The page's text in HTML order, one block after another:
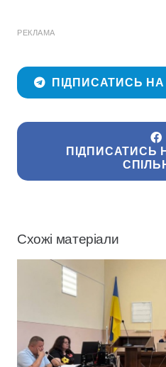
РЕКЛАМА
ПІДПИСАТИСЬ НА
ПІДПИСАТИСЬ
Схожі матеріали